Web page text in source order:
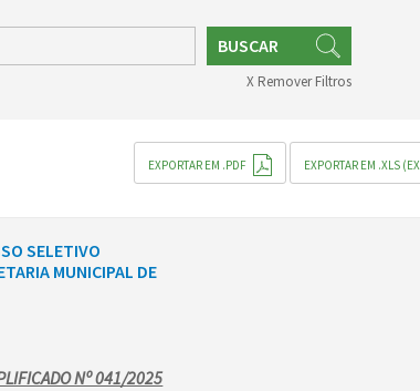
BUSCAR
X Remover Filtros
EXPORTAR EM .XLS
EXPORTAR EM .PDF
SELETIVO
MUNICIPAL DE
Nº 041/2025